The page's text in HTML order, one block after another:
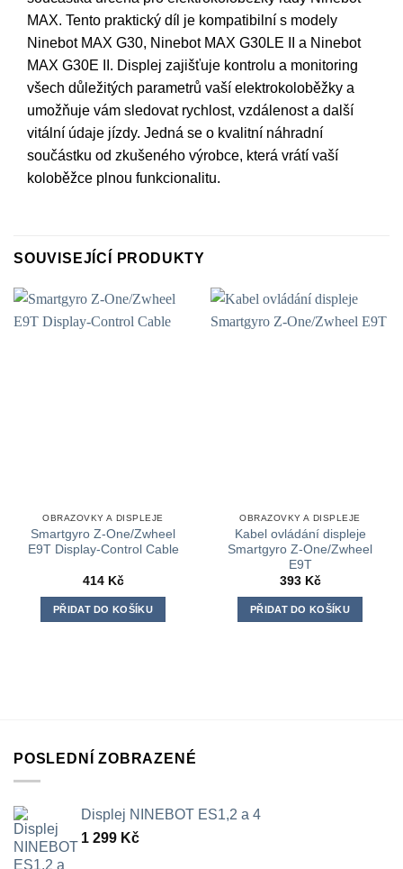
MAX. Tento praktický díl je kompatibilní s modely
Ninebot MAX G30, Ninebot MAX G30LE II a Ninebot
MAX G30E II. Displej zajišťuje kontrolu a monitoring
všech důležitých parametrů vaší elektrokoloběžky a
umožňuje vám sledovat rychlost, vzdálenost a další
vitální údaje jízdy. Jedná se o kvalitní náhradní
součástku od zkušeného výrobce, která vrátí vaší
koloběžce plnou funkcionalitu.
SOUVISEJÍCÍ PRODUKTY
OBRAZOVKY A DISPLEJE
Smartgyro Z-One/Zwheel
E9T Display-Control Cable
414 Kč
PŘIDAT DO KOŠÍKU
OBRAZOVKY A DISPLEJE
Kabel ovládání displeje
Smartgyro Z-One/Zwheel
E9T
393 Kč
PŘIDAT DO KOŠÍKU
POSLEDNÍ ZOBRAZENÉ
Displej NINEBOT ES1,2 a 4
1 299 Kč